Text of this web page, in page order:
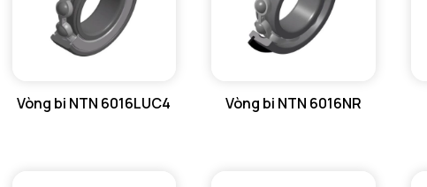
Vòng bi NTN 6016LUC4 Vòng bi NTN 6016NR